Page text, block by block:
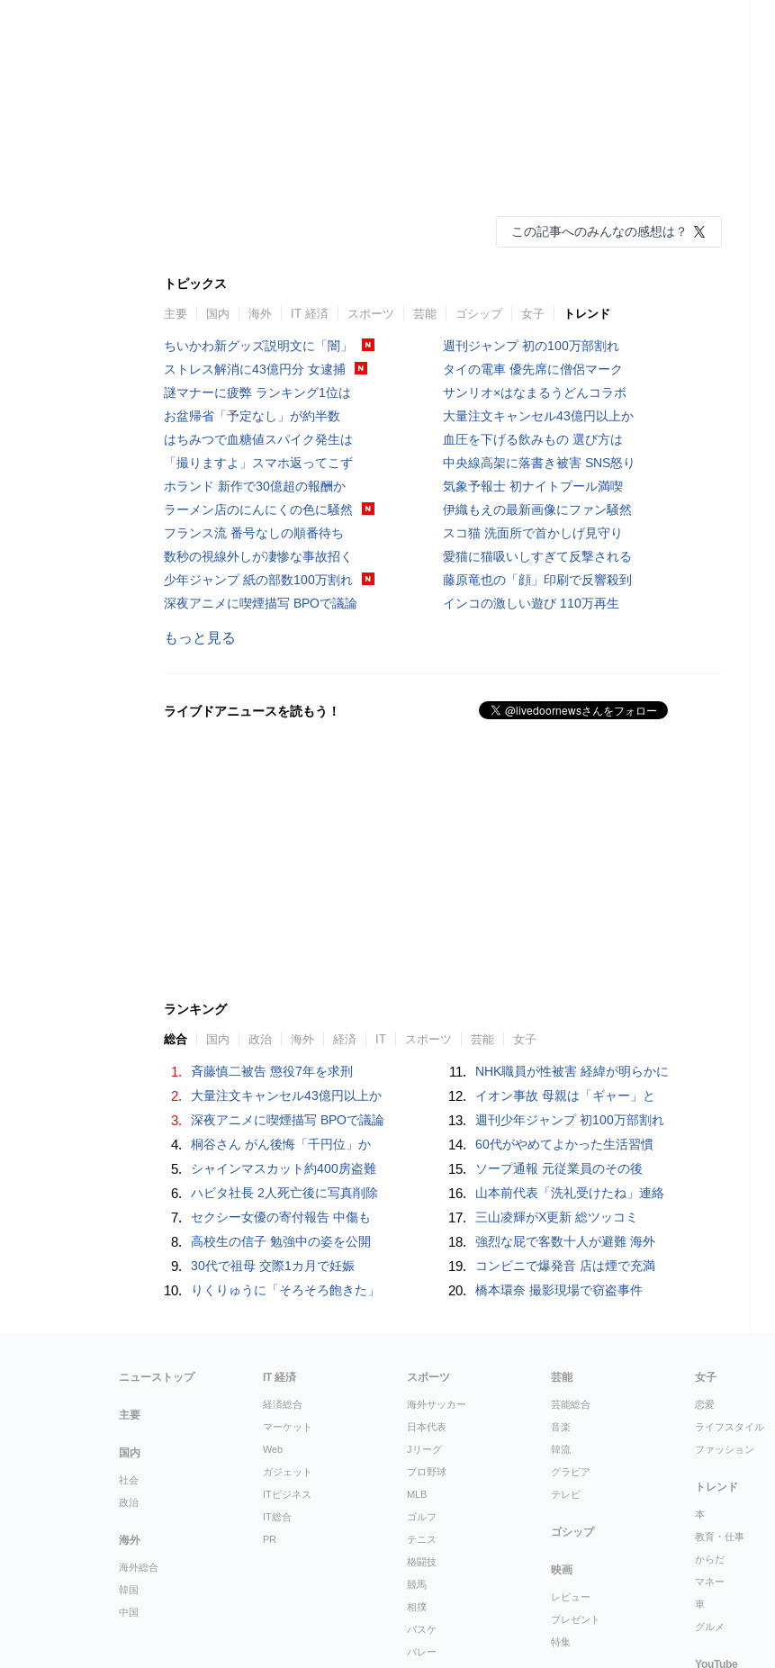
この記事へのみんなの感想は？
トピックス
主要 国内 海外 IT 経済 スポーツ 芸能 ゴシップ 女子 トレンド
ちいかわ新グッズ説明文に「闇」
ストレス解消に43億円分 女逮捕
謎マナーに疲弊 ランキング1位は
お盆帰省「予定なし」が約半数
はちみつで血糖値スパイク発生は
「撮りますよ」スマホ返ってこず
ホランド 新作で30億超の報酬か
ラーメン店のにんにくの色に騒然
フランス流 番号なしの順番待ち
数秒の視線外しが凄惨な事故招く
少年ジャンプ 紙の部数100万割れ
深夜アニメに喫煙描写 BPOで議論
週刊ジャンプ 初の100万部割れ
タイの電車 優先席に僧侶マーク
サンリオ×はなまるうどんコラボ
大量注文キャンセル43億円以上か
血圧を下げる飲みもの 選び方は
中央線高架に落書き被害 SNS怒り
気象予報士 初ナイトプール満喫
伊織もえの最新画像にファン騒然
スコ猫 洗面所で首かしげ見守り
愛猫に猫吸いしすぎて反撃される
藤原竜也の「顔」印刷で反響殺到
インコの激しい遊び 110万再生
もっと見る
ライブドアニュースを読もう！
ランキング
総合 国内 政治 海外 経済 IT スポーツ 芸能 女子
1. 斉藤慎二被告 懲役7年を求刑
2. 大量注文キャンセル43億円以上か
3. 深夜アニメに喫煙描写 BPOで議論
4. 桐谷さん がん後悔「千円位」か
5. シャインマスカット約400房盗難
6. ハビタ社長 2人死亡後に写真削除
7. セクシー女優の寄付報告 中傷も
8. 高校生の信子 勉強中の姿を公開
9. 30代で祖母 交際1カ月で妊娠
10. りくりゅうに「そろそろ飽きた」
11. NHK職員が性被害 経緯が明らかに
12. イオン事故 母親は「ギャー」と
13. 週刊少年ジャンプ 初100万部割れ
14. 60代がやめてよかった生活習慣
15. ソープ通報 元従業員のその後
16. 山本前代表「洗礼受けたね」連絡
17. 三山凌輝がX更新 総ツッコミ
18. 強烈な屁で客数十人が避難 海外
19. コンビニで爆発音 店は煙で充満
20. 橋本環奈 撮影現場で窃盗事件
ニューストップ
主要
国内
社会
政治
海外
海外総合
韓国
中国
IT 経済
経済総合
マーケット
Web
ガジェット
ITビジネス
IT総合
PR
スポーツ
海外サッカー
日本代表
Jリーグ
プロ野球
MLB
ゴルフ
テニス
格闘技
競馬
相撲
バスケ
バレー
芸能
芸能総合
音楽
韓流
グラビア
テレビ
ゴシップ
映画
レビュー
プレゼント
特集
女子
恋愛
ライフスタイル
ファッション
トレンド
本
教育・仕事
からだ
マネー
車
グルメ
YouTube